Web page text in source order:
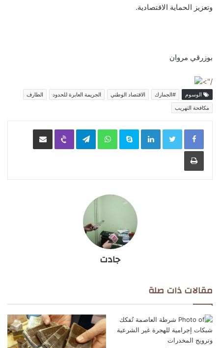
وتعزيز الحماية الاقتصادية.
بوزرقي مروان
/">
الوسوم #الجمارك الاقتصاد الوطني الجريمة العابرة للحدود
الطارف
مكافحة التهريب
LinkedIn
Skype
WhatsApp
Telegram
Viber مشاركة عبر البريد
طباعة
جادت
مقالات ذات صلة